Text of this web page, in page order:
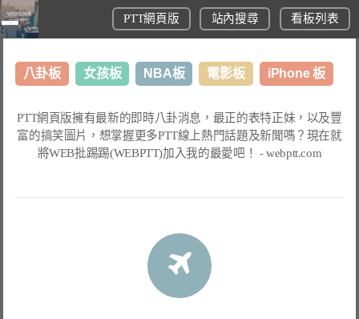
PTT網頁版 站內搜尋 看板列表
八卦板 女孩板 NBA板 電影板 iPhone 板
美食板
PTT網頁版擁有最新的即時八卦消息，最正的表特正妹，以及豐
富的搞笑圖片，想掌握更多PTT線上熱門話題及新聞嗎？現在就
將WEB批踢踢(WEBPTT)加入我的最愛吧！ -webptt.com